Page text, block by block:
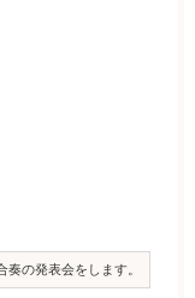
奏の発表会をします。